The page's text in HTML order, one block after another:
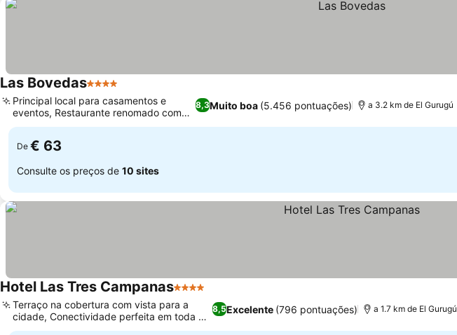
Las Bovedas4 Estrelas
8,3Muito boa (5.456 pontuações)
Principal local para casamentos e
eventos, Restaurante renomado com
leitão assado
a 3.2 km de El Gurugú
De € 63
Consulte os preços de 10 sites
Hotel Las Tres Campanas4 Estrelas
8,5Excelente (796 pontuações)
Terraço na cobertura com vista para a
cidade, Conectividade perfeita em toda a
propriedade
a 1.7 km de El Gurugú